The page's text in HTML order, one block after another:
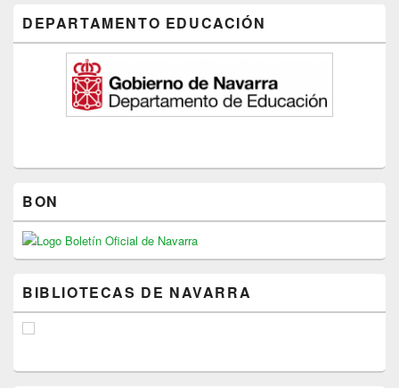
DEPARTAMENTO EDUCACIÓN
BON
BIBLIOTECAS DE NAVARRA